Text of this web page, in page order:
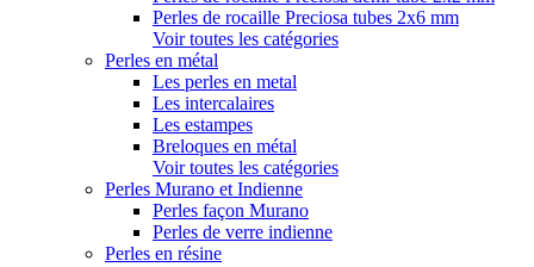
Perles de rocaille Preciosa tubes 2x6 mm
Voir toutes les catégories
Perles en métal
Les perles en metal
Les intercalaires
Les estampes
Breloques en métal
Voir toutes les catégories
Perles Murano et Indienne
Perles façon Murano
Perles de verre indienne
Perles en résine